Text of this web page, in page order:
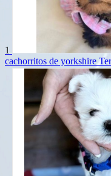
1
cachorritos de yorkshire